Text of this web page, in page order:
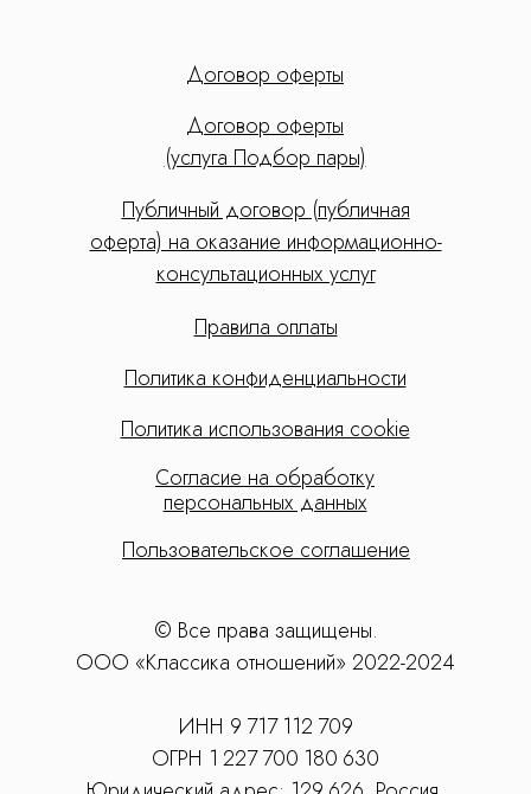
© Все права защищены.
ООО «Классика отношений» 2022-2024
ИНН 9 717 112 709
ОГРН 1 227 700 180 630
Политика конфиденциальности
Договор оферты
Политика использования cookie
Пользовательское соглашение
Согласие на обработку
персональных данных
Правила оплаты
Публичный договор (публичная
оферта) на оказание информационно-
консультационных услуг
Договор оферты
(услуга Подбор пары)